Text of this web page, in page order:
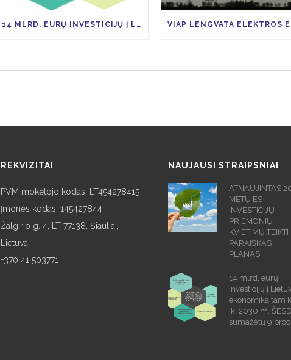
14 MLRD. EURŲ INVESTICIJŲ Į LIETUVOS EKONOMIKĄ TAM KAD IKI 2030 M. ŠESD SUMAŽĖTŲ 9 PROC.
REKVIZITAI
PVM mokėtojo kodas: LT454278415
Įmonės kodas: 145427844
Žalgirio g. 4, LT-77138, Šiauliai,
Lietuva
+370 41 503771
NAUJAUSI STRAIPSNIAI
ATNAUJINTAS
METŲ ES
INVESTICIJŲ
PRIEMONIŲ
KVIETIMŲ TEIKTI
PARAIŠKAS
PLANAS
14 mlrd. eurų
investicijų į
ekonomiką tam
Iki 2030 m. ŠESD
sumažėtų 9 proc.